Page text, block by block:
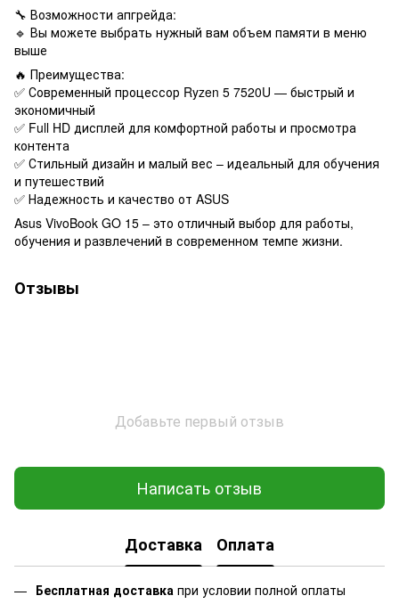
🔧 Возможности апгрейда:
🔹 Вы можете выбрать нужный вам объем памяти в меню
выше
🔥 Преимущества:
✅ Современный процессор Ryzen 5 7520U — быстрый и
экономичный
✅ Full HD дисплей для комфортной работы и просмотра
контента
✅ Стильный дизайн и малый вес – идеальный для обучения
и путешествий
✅ Надежность и качество от ASUS
Asus VivoBook GO 15 – это отличный выбор для работы,
обучения и развлечений в современном темпе жизни.
Отзывы
Добавьте первый отзыв
Написать отзыв
Доставка Оплата
Бесплатная доставка при условии полной оплаты